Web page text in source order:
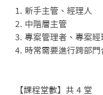
1. 新手主管、經理人
2. 中階層主管
3. 專案管理者、專案經
4. 時常需要進行跨部
【課程堂數】共 4 堂